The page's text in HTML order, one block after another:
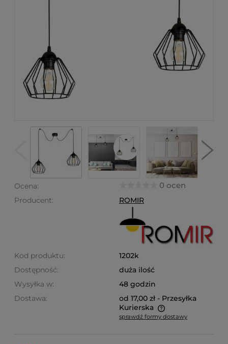
Ocena: 0 ocen
Producent: ROMIR
Kod produktu:
1202k
Dostępność:
duża ilość
Wysyłka w:
48 godzin
Dostawa:
od 17,00 zł - Przesyłka
Kurierska
Cena nie zawiera ewentualnych kosztów płatności
sprawdź formy dostawy